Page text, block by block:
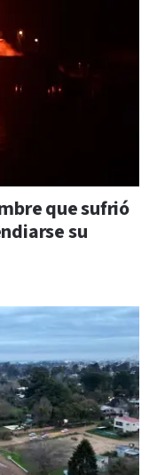
que sufrió
su